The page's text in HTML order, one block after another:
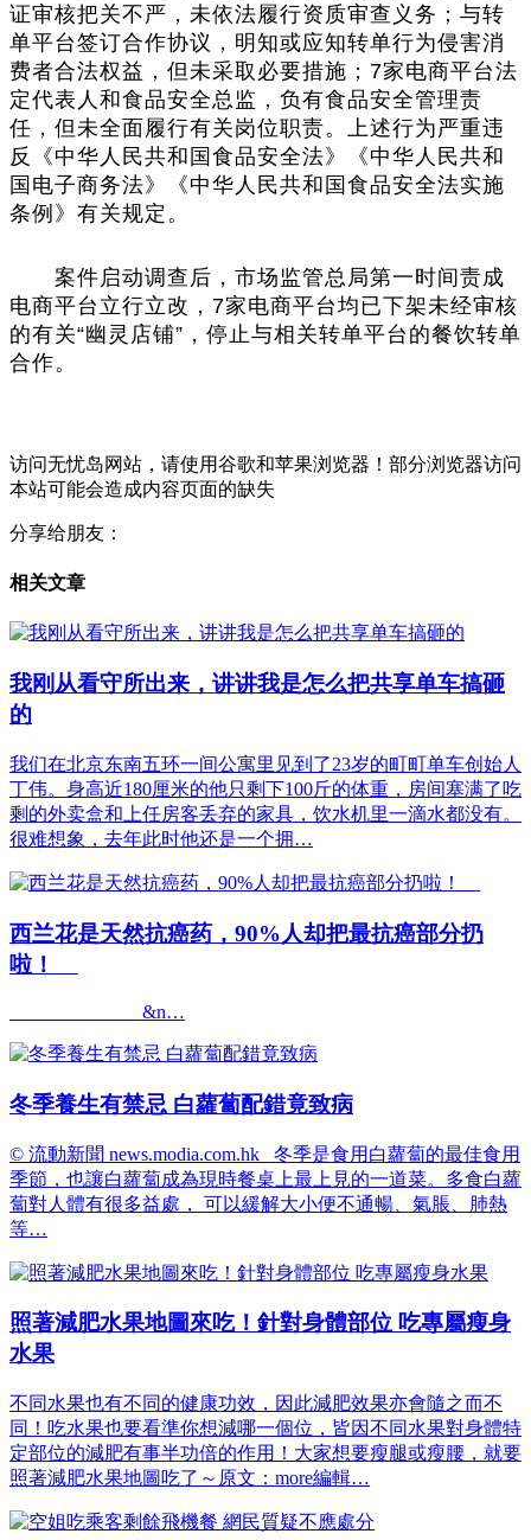
证审核把关不严，未依法履行资质审查义务；与转
单平台签订合作协议，明知或应知转单行为侵害消
费者合法权益，但未采取必要措施；7家电商平台法
定代表人和食品安全总监，负有食品安全管理责
任，但未全面履行有关岗位职责。上述行为严重违
反《中华人民共和国食品安全法》《中华人民共和
国电子商务法》《中华人民共和国食品安全法实施
条例》有关规定。
案件启动调查后，市场监管总局第一时间责成
电商平台立行立改，7家电商平台均已下架未经审核
的有关“幽灵店铺”，停止与相关转单平台的餐饮转单
合作。
访问无忧岛网站，请使用谷歌和苹果浏览器！部分浏览器访问
本站可能会造成内容页面的缺失
分享给朋友：
相关文章
我刚从看守所出来，讲讲我是怎么把共享单车搞砸
的
我们在北京东南五环一间公寓里见到了23岁的町町单车创始人
丁伟。身高近180厘米的他只剩下100斤的体重，房间塞满了吃
剩的外卖盒和上任房客丢弃的家具，饮水机里一滴水都没有。
很难想象，去年此时他还是一个拥…
西兰花是天然抗癌药，90%人却把最抗癌部分扔
啦！
&n…
冬季養生有禁忌 白蘿蔔配錯竟致病
© 流動新聞 news.modia.com.hk 冬季是食用白蘿蔔的最佳食用
季節，也讓白蘿蔔成為現時餐桌上最上見的一道菜。多食白蘿
蔔對人體有很多益處， 可以緩解大小便不通暢、氣脹、肺熱
等…
照著減肥水果地圖來吃！針對身體部位 吃專屬瘦身
水果
不同水果也有不同的健康功效，因此減肥效果亦會隨之而不
同！吃水果也要看準你想減哪一個位，皆因不同水果對身體特
定部位的減肥有事半功倍的作用！大家想要瘦腿或瘦腰，就要
照著減肥水果地圖吃了～原文：more編輯…